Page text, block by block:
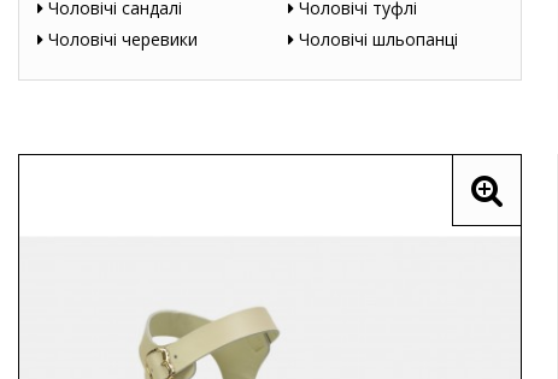
Чоловічі сандалі
Чоловічі туфлі
Чоловічі черевики
Чоловічі шльопанці